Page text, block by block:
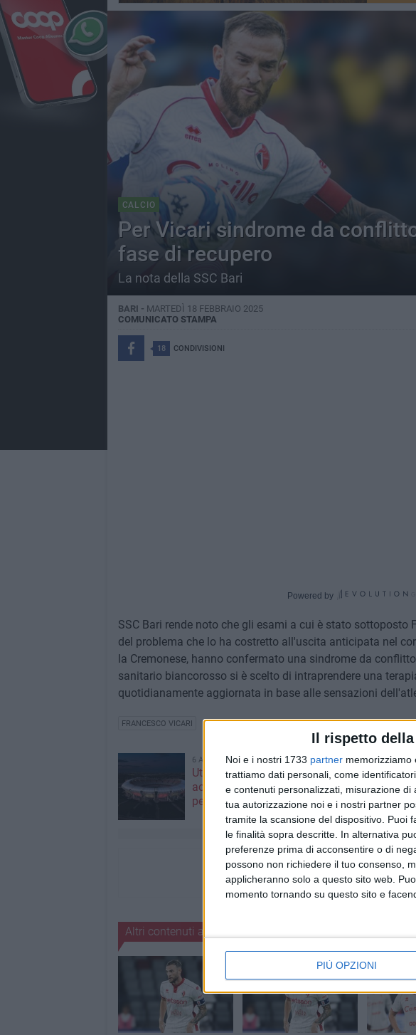
Il rispetto
Noi e i nostri 1733 partner memorizziamo
trattiamo dati personali, come
e contenuti personalizzati, misurazione di
tua autorizzazione noi e i nostri partner
tramite la scansione del dispositivo. Puoi
le finalità sopra descritte. In alternativa
preferenze prima di acconsentire o di
possono non richiedere il tuo consenso,
applicheranno solo a questo sito web.
momento tornando su questo sito e
PIÙ OPZIONI
CALCIO
Per Vicari sindrome da
fase di recupero
La nota della SSC Bari
BARI - MARTEDÌ 18 FEBBRAIO 2025
COMUNICATO STAMPA
18 CONDIVISIONI
Powered by
SSC Bari rende noto che gli esami a cui è stato sottoposto
del problema che lo ha costretto all'uscita anticipata nel
la Cremonese, hanno confermato una sindrome da
sanitario biancorosso si è scelto di intraprendere una
quotidianamente aggiornata in base alle sensazioni
FRANCESCO VICARI
6 AGOSTO 2026
Utilizzo stadio San Nicola:
accordo tra SSC Bari e Comune
per tre mesi
Altri contenuti a tema